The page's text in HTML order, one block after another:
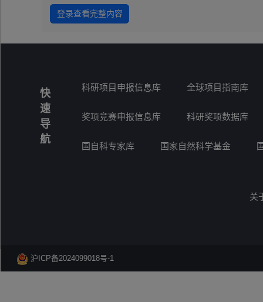
登录查看完整内容
快
速
导
航
科研项目申报信息库 全球项目指南库
奖项竞赛申报信息库 科研奖项数据库
国自科专家库 国家自然科学基金
关
沪ICP备2024099018号-1